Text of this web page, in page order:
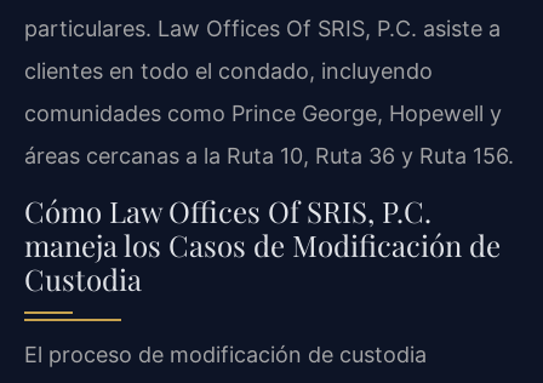
particulares. Law Offices Of SRIS, P.C. asiste a
clientes en todo el condado, incluyendo
comunidades como Prince George, Hopewell y
áreas cercanas a la Ruta 10, Ruta 36 y Ruta 156.
Cómo Law Offices Of SRIS, P.C.
maneja los Casos de Modificación de
Custodia
El proceso de modificación de custodia